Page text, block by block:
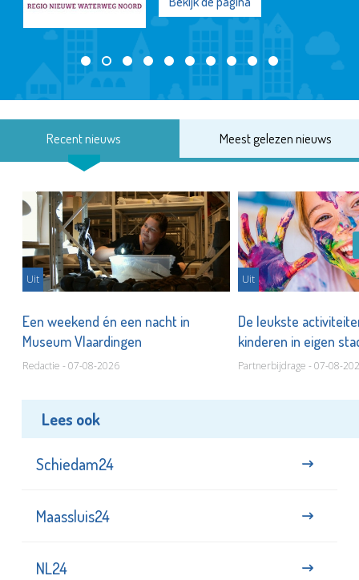
Recent nieuws Meest gelezen nieuws
Uit
Een weekend én een nacht in
Museum Vlaardingen
Redactie - 07-08-2026
Uit
De leukste
kinderen in eigen
Partnerbijdrage - 07-08-
Lees ook
Schiedam24
Maassluis24
NL24